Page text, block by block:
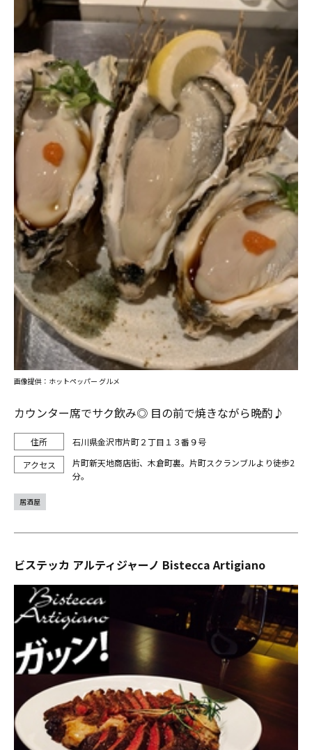
カウンター席でサク飲み◎ 目の前で焼きながら晩酌♪
石川県金沢市片町２丁目１３番９号
片町新天地商店街、木倉町裏。片町スクランブルより徒歩2
分。
画像提供：ホットペッパー グルメ
居酒屋
ビステッカ アルティジャーノ Bistecca Artigiano